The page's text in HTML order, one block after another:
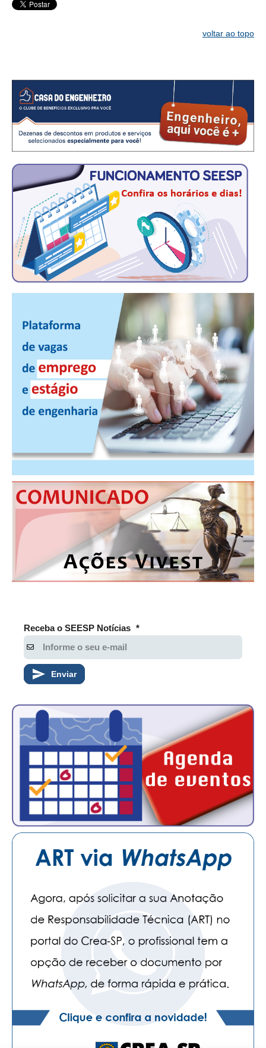
CONTATO
PLATAFORMAS GRATUITAS
BENEFÍCIOS
APOSENTADORIA
CONVÊNIOS
PLANO DE SAÚDE
SEESPPREV
CONSÓRCIOS
CAMPANHAS SALARIAIS
PALAVRA DO MURILO
NOTÍCIAS
CONTEÚDO ESPECIAL
JORNAL DO ENGENHEIRO
AGENDA
FOTOS
PUBLICAÇÕES
MANUAL DE REDAÇÃO
CADASTRO
ASSOCIE-SE
ATUALIZAÇÃO CADASTRAL
NÚCLEO JOVEM
voltar ao topo
Receba o SEESP Notícias *
Enviar